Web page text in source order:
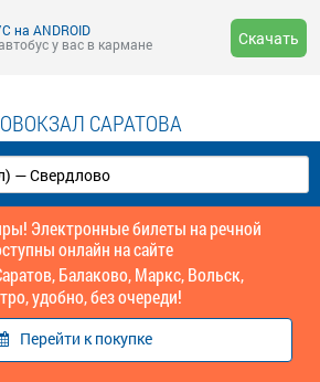
на ANDROID
у вас в кармане
Скачать
САРАТОВА
Электронные билеты на речной
онлайн на сайте
Балаково, Маркс, Вольск,
удобно, без очереди!
Перейти к покупке